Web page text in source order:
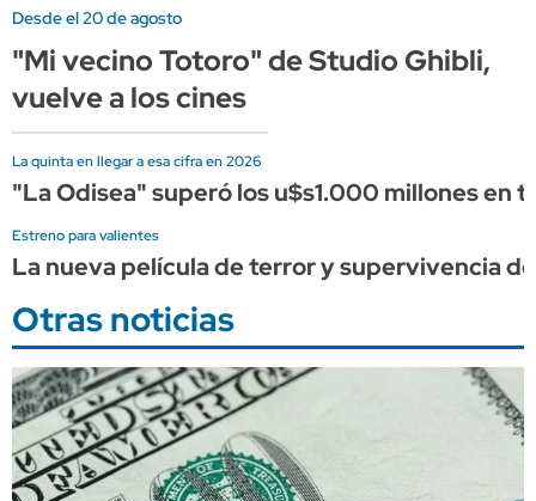
Desde el 20 de agosto
"Mi vecino Totoro" de Studio Ghibli,
vuelve a los cines
La quinta en llegar a esa cifra en 2026
"La Odisea" superó los u$s1.000 millones en
Estreno para valientes
La nueva película de terror y supervivencia
Otras noticias